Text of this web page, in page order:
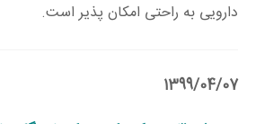
دارویی به راحتی امکان پذیر است.
1399/04/07